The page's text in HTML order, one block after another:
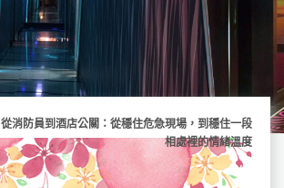
從消防員到酒店公關：從穩住危急現場，到穩住一段
相處裡的情緒溫度